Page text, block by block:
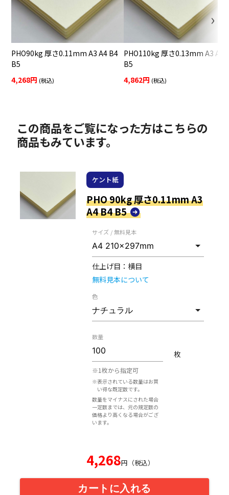
PHO90kg 厚さ0.11mm A3 A4 B4
B5
4,268円 (税込)
PHO110kg 厚さ0.13mm A3 A4
B5
4,862円 (税込)
この商品をご覧になった方はこちらの
商品もみています。
ケント紙
PHO 90kg 厚さ0.11mm A3
A4 B4 B5
サイズ / 無料見本
仕上げ目： 横目
無料見本について
色
数量
※1枚から指定可
※表示されている数量はお買
い得な既定数です。
数量をマイナスにされた場合
一定数までは、元の規定数の
価格より高くなる場合がござ
います。
枚
4,268円（税込）
カートに入れる